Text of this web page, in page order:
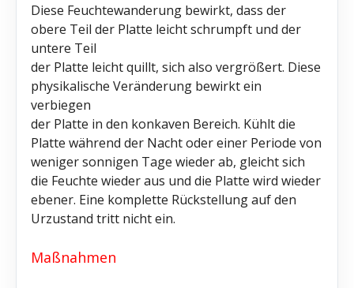
Diese Feuchtewanderung bewirkt, dass der
obere Teil der Platte leicht schrumpft und der
untere Teil
der Platte leicht quillt, sich also vergrößert. Diese
physikalische Veränderung bewirkt ein
verbiegen
der Platte in den konkaven Bereich. Kühlt die
Platte während der Nacht oder einer Periode von
weniger sonnigen Tage wieder ab, gleicht sich
die Feuchte wieder aus und die Platte wird wieder
ebener. Eine komplette Rückstellung auf den
Urzustand tritt nicht ein.
Maßnahmen